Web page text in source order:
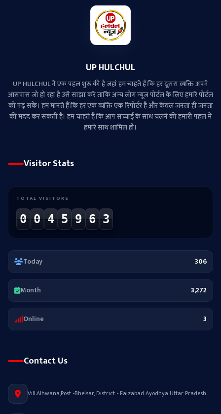
UP HULCHUL
UP HULCHUL ने एक पहल शुरू की है जहां हम चाहते हैं कि हर दूसरा व्‍यक्ति अपने
आसपास जो हो रहा है उसे साझा करे ताकि अन्‍य लोग न्‍यूज पोर्टल के लिए हमारे पोर्टल
को पढ़ सकें। हम मानते हैं कि हर एक व्यक्ति एक रिपोर्टर है और केवल जनता ही जनता
की मदद कर सकती है। हम चाहते हैं कि आप सच्चाई के साथ चलने की हमारी पहल में
हमारे साथ शामिल हों।
Visitor Stats
TOTAL VISITORS
0 0 4 5 9 6 3
Today 306
Month 3,272
Online 3
Contact Us
Vill.Alhwana,Post -Bhelsar, District - Faizabad Ayodhya Uttar Pradesh